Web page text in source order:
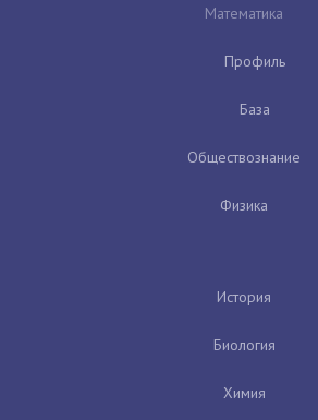
Математика
Профиль
База
Обществознание
Физика
История
Биология
Химия